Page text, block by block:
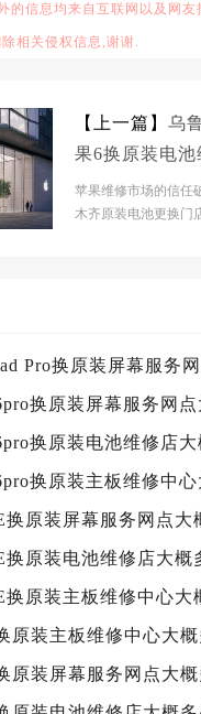
的信息均来自互联网以及网
相关侵权信息,谢谢.
【上一篇】 乌
果6换原装电池
概多少钱
苹果维修市场的信任
木齐原装电池更换门
Pro换原装屏幕服务
换原装屏幕服务网
换原装电池维修店
换原装主板维修中
换原装屏幕服务网点大
换原装电池维修店大概
换原装主板维修中心大
原装主板维修中心大
原装屏幕服务网点大